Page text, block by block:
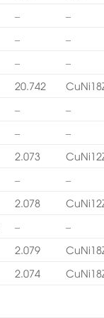
–
–
–
–
–
–
20.742
–
–
–
–
2.073
–
–
2.078
–
–
2.079
2.074